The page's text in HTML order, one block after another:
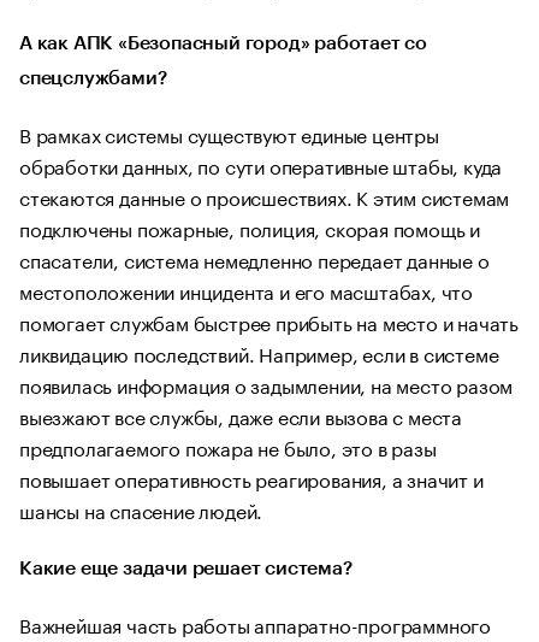
А как АПК «Безопасный город» работает со
спецслужбами?
В рамках системы существуют единые центры
обработки данных, по сути оперативные штабы, куда
стекаются данные о происшествиях. К этим системам
подключены пожарные, полиция, скорая помощь и
спасатели, система немедленно передает данные о
местоположении инцидента и его масштабах, что
помогает службам быстрее прибыть на место и начать
ликвидацию последствий. Например, если в системе
появилась информация о задымлении, на место разом
выезжают все службы, даже если вызова с места
предполагаемого пожара не было, это в разы
повышает оперативность реагирования, а значит и
шансы на спасение людей.
Какие еще задачи решает система?
Важнейшая часть работы аппаратно-программного